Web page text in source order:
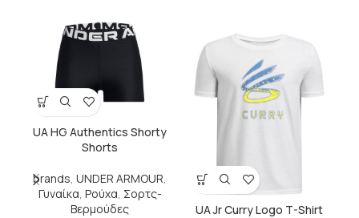
UA HG Authentics Shorty
Shorts
brands UNDER ARMOUR
Γυναίκα Ρούχα Σορτς-
Βερμούδες
UA Jr Curry Logo T-Shirt